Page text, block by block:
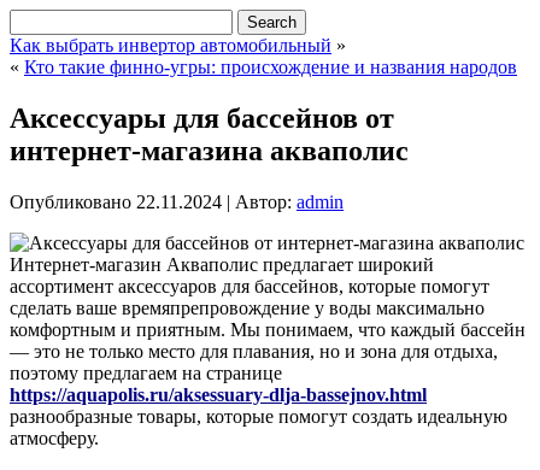
Как выбрать инвертор автомобильный »
« Кто такие финно-угры: происхождение и названия народов
Аксессуары для бассейнов от
интернет-магазина акваполис
Опубликовано 22.11.2024 | Автор: admin
Интернет-магазин Акваполис предлагает широкий
ассортимент аксессуаров для бассейнов, которые помогут
сделать ваше времяпрепровождение у воды максимально
комфортным и приятным. Мы понимаем, что каждый бассейн
— это не только место для плавания, но и зона для отдыха,
поэтому предлагаем на странице
https://aquapolis.ru/aksessuary-dlja-bassejnov.html
разнообразные товары, которые помогут создать идеальную
атмосферу.